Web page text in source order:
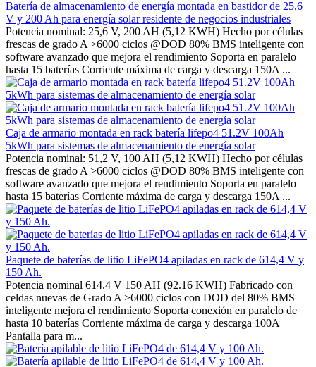
Batería de almacenamiento de energía montada en bastidor de 25,6
V y 200 Ah para energía solar residente de negocios industriales
Potencia nominal: 25,6 V, 200 AH (5,12 KWH) Hecho por células
frescas de grado A >6000 ciclos @DOD 80% BMS inteligente con
software avanzado que mejora el rendimiento Soporta en paralelo
hasta 15 baterías Corriente máxima de carga y descarga 150A ...
Caja de armario montada en rack batería lifepo4 51.2V 100Ah
5kWh para sistemas de almacenamiento de energía solar
Potencia nominal: 51,2 V, 100 AH (5,12 KWH) Hecho por células
frescas de grado A >6000 ciclos @DOD 80% BMS inteligente con
software avanzado que mejora el rendimiento Soporta en paralelo
hasta 15 baterías Corriente máxima de carga y descarga 150A ...
Paquete de baterías de litio LiFePO4 apiladas en rack de 614,4 V y
150 Ah.
Potencia nominal 614.4 V 150 AH (92.16 KWH) Fabricado con
celdas nuevas de Grado A >6000 ciclos con DOD del 80% BMS
inteligente mejora el rendimiento Soporta conexión en paralelo de
hasta 10 baterías Corriente máxima de carga y descarga 100A
Pantalla para m...